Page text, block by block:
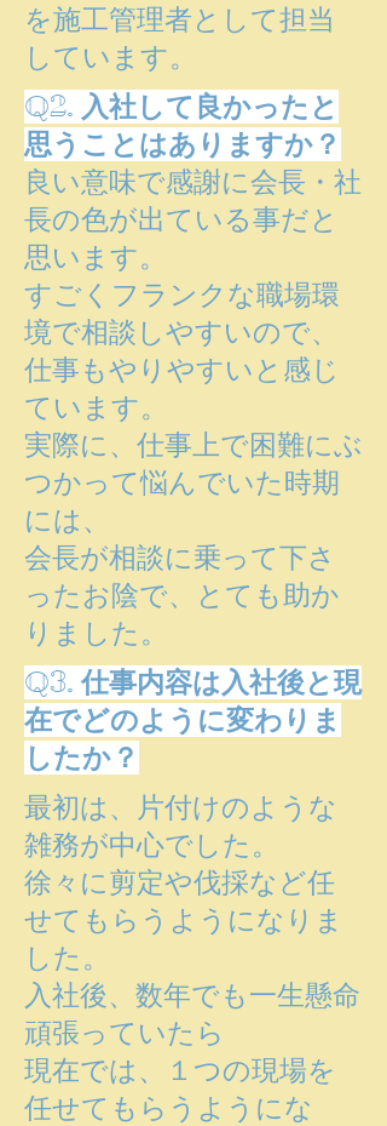
を施工管理者として担当
しています。
Q2. 入社して良かったと
思うことはありますか？
良い意味で感謝に会長・社
長の色が出ている事だと
思います。
すごくフランクな職場環
境で相談しやすいので、
仕事もやりやすいと感じ
ています。
実際に、仕事上で困難にぶ
つかって悩んでいた時期
には、
​会長が相談に乗って下さ
ったお陰で、とても助か
りました。
Q3. 仕事内容は入社後と現
在でどのように変わりま
したか？
最初は、片付けのような
雑務が中心でした。
徐々に剪定や伐採など任
せてもらうようになりま
した。
入社後、数年でも一生懸命
頑張っていたら
現在では、１つの現場を
任せてもらうようにな